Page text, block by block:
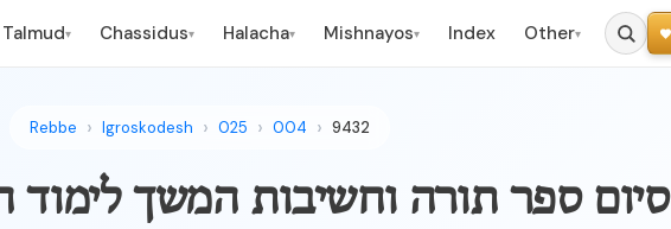
Talmud▾ Chassidus▾ Halacha▾ Mishnayos▾ Index Other▾
Rebbe Igroskodesh 025 004 9432
סיום ספר תורה וחשיבות המשך לימוד